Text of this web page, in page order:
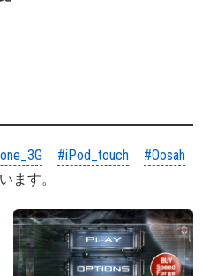
#iPod_touch
#Oosah
ます。